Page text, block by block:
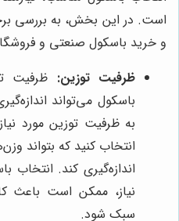
است. در این بخش، به بررسی
و خرید باسکول صنعتی و
ظرفیت توزین: ظرفیت
باسکول می‌تواند
به ظرفیت توزین مورد
انتخاب کنید که بتواند
اندازه‌گیری کند. انتخاب
نیاز، ممکن است
سبک شود.